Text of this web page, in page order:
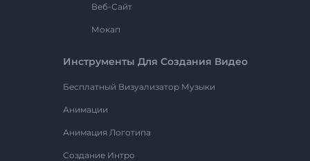
Веб-Сайт
Мокап
Инструменты Для Создания Видео
Бесплатный Визуализатор Музыки
Анимации
Анимация Логотипа
Создание Интро